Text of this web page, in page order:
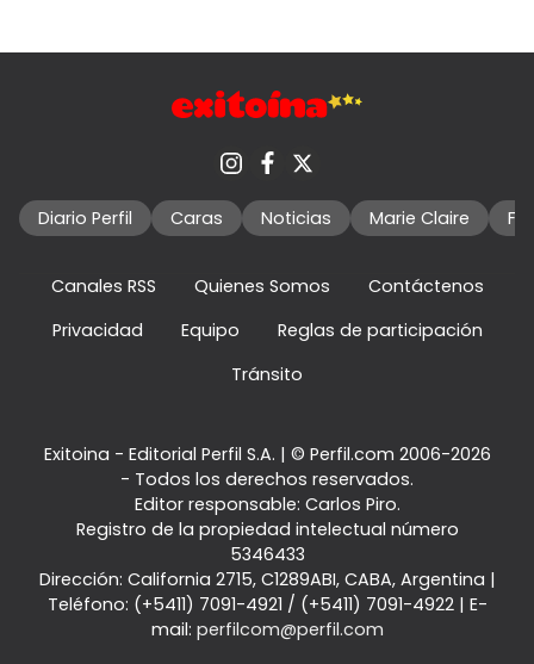
Diario Perfil Caras Noticias Marie Claire
Canales RSS Quienes Somos
Contáctenos
Privacidad
Equipo
Reglas de participación
Tránsito
Exitoina - Editorial Perfil S.A. | © Perfil.com 2006-2026
- Todos los derechos reservados.
Editor responsable: Carlos Piro.
Registro de la propiedad intelectual número
5346433
Dirección: California 2715, C1289ABI, CABA, Argentina |
Teléfono: (+5411) 7091-4921 / (+5411) 7091-4922| E-
mail: perfilcom@perfil.com